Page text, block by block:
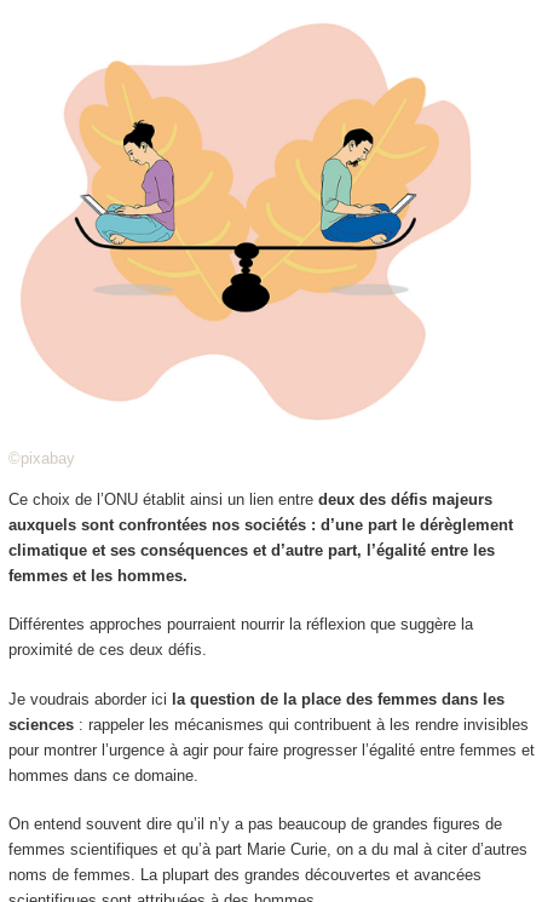
©pixabay
Ce choix de l’ONU établit ainsi un lien entre deux des défis majeurs
auxquels sont confrontées nos sociétés : d’une part le dérèglement
climatique et ses conséquences et d’autre part, l’égalité entre les
femmes et les hommes.
Différentes approches pourraient nourrir la réflexion que suggère la
proximité de ces deux défis.
Je voudrais aborder ici la question de la place des femmes dans les
sciences: rappeler les mécanismes qui contribuent à les rendre invisibles
pour montrer l’urgence à agir pour faire progresser l’égalité entre femmes et
hommes dans ce domaine.
On entend souvent dire qu’il n’y a pas beaucoup de grandes figures de
femmes scientifiques et qu’à part Marie Curie, on a du mal à citer d’autres
noms de femmes. La plupart des grandes découvertes et avancées